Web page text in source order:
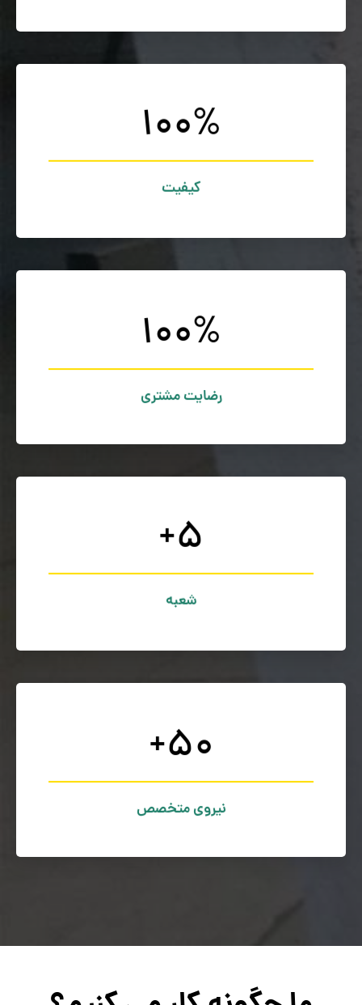
100%
کیفیت
کیفیت کلید موفقیت
100%
رضایت مشتری
رضایت مشتریان ما
درصدی مشتریان شده است.
5
+
شعبه
شعبه ها
50
+
نیروی متخصص
متخصصان ما
است.